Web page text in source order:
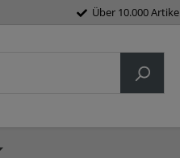
Über 10.000 Artikel